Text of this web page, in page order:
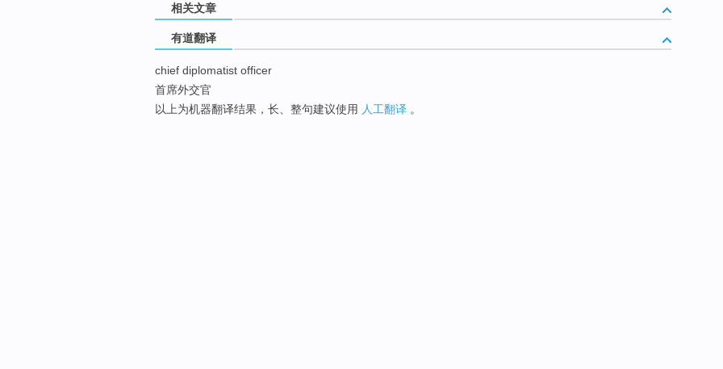
相关文章
有道翻译
chief diplomatist officer
首席外交官
以上为机器翻译结果，长、整句建议使用 人工翻译 。